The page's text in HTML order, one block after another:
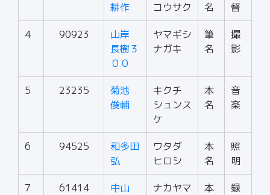
耕作
コウサク
名
督
4 90923
山岸
長樹３
００
ヤマギシ
ナガキ
筆
名
撮
影
5 23235
菊池
俊輔
キクチ
シュンス
ケ
本
名
音
楽
6 94525
和多田
弘
ワタダ
ヒロシ
本
名
照
明
7 61414
中山
ナカヤマ
本
録